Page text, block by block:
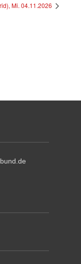
Mi. 04.11.2026